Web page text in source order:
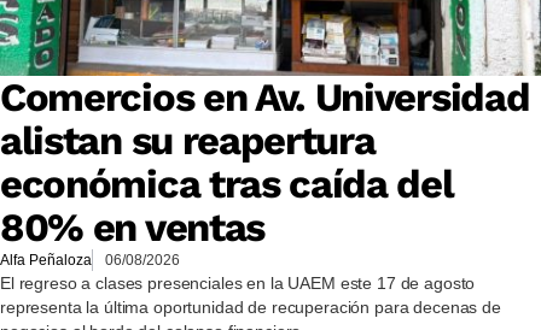
Comercios en Av. Universidad
alistan su reapertura
económica tras caída del
80% en ventas
Alfa Peñaloza 06/08/2026
El regreso a clases presenciales en la UAEM este 17 de agosto
representa la última oportunidad de recuperación para decenas de